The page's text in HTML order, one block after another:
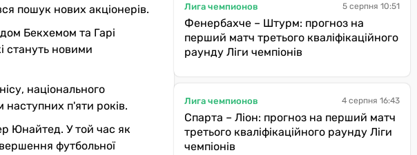
пошук нових акціонерів.
Бекхемом та Гарі
стануть новими
національного
наступних п'яти років.
Юнайтед. У той час як
футбольної
Лига чемпионов 5 серпня 10:51
Фенербахче – Штурм: прогноз на
перший матч третього кваліфікаційного
раунду Ліги чемпіонів
Лига чемпионов 4 серпня 16:43
Спарта – Ліон: прогноз на перший матч
третього кваліфікаційного раунду Ліги
чемпіонів